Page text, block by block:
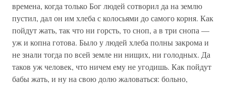
времена, когда только Бог людей сотворил да на землю
пустил, дал он им хлеба с колосьями до самого корня. Как
пойдут жать, так что ни горсть, то сноп, а в три снопа —
уж и копна готова. Было у людей хлеба полны закрома и
не знали тогда по всей земле ни нищих, ни голодных. Да
таков уж человек, что ничем ему не угодишь. Как пойдут
бабы жать, и ну на свою долю жаловаться: больно,